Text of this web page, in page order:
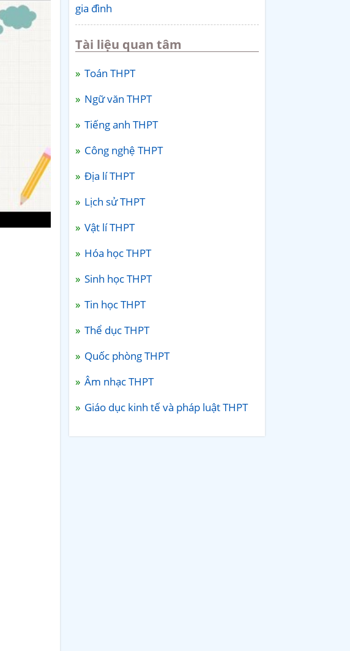
gia đình
Tài liệu quan tâm
Toán THPT
Ngữ văn THPT
Tiếng anh THPT
Công nghệ THPT
Địa lí THPT
Lịch sử THPT
Vật lí THPT
Hóa học THPT
Sinh học THPT
Tin học THPT
Thể dục THPT
Quốc phòng THPT
Âm nhạc THPT
Giáo dục kinh tế và pháp luật THPT